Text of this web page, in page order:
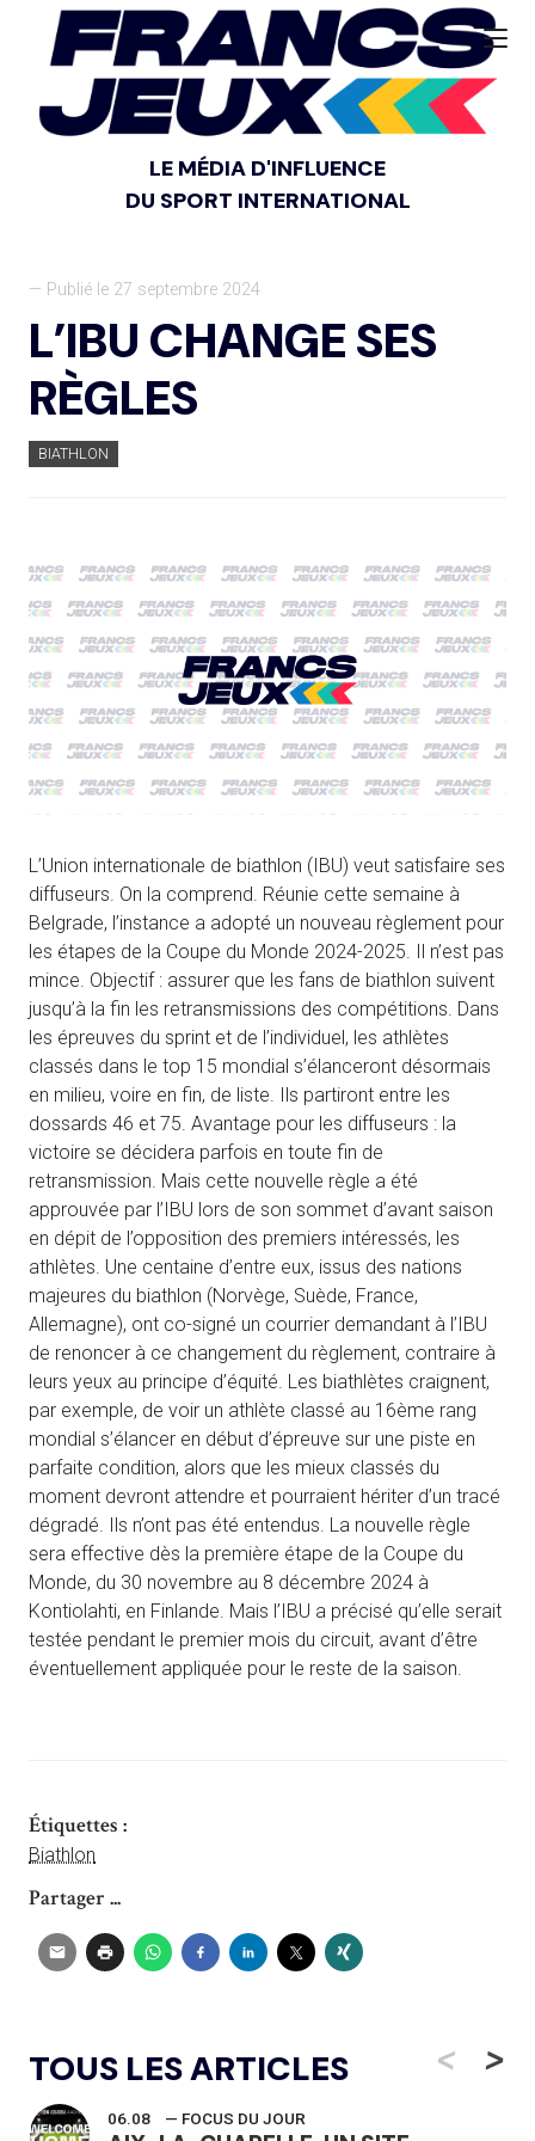
LE MÉDIA D'INFLUENCE
DU SPORT INTERNATIONAL
— Publié le 27 septembre 2024
L’IBU CHANGE SES
RÈGLES
BIATHLON
L’Union internationale de biathlon (IBU) veut satisfaire ses
diffuseurs. On la comprend. Réunie cette semaine à
Belgrade, l’instance a adopté un nouveau règlement pour
les étapes de la Coupe du Monde 2024-2025. Il n’est pas
mince. Objectif : assurer que les fans de biathlon suivent
jusqu’à la fin les retransmissions des compétitions. Dans
les épreuves du sprint et de l’individuel, les athlètes
classés dans le top 15 mondial s’élanceront désormais
en milieu, voire en fin, de liste. Ils partiront entre les
dossards 46 et 75. Avantage pour les diffuseurs : la
victoire se décidera parfois en toute fin de
retransmission. Mais cette nouvelle règle a été
approuvée par l’IBU lors de son sommet d’avant saison
en dépit de l’opposition des premiers intéressés, les
athlètes. Une centaine d’entre eux, issus des nations
majeures du biathlon (Norvège, Suède, France,
Allemagne), ont co-signé un courrier demandant à l’IBU
de renoncer à ce changement du règlement, contraire à
leurs yeux au principe d’équité. Les biathlètes craignent,
par exemple, de voir un athlète classé au 16ème rang
mondial s’élancer en début d’épreuve sur une piste en
parfaite condition, alors que les mieux classés du
moment devront attendre et pourraient hériter d’un tracé
dégradé. Ils n’ont pas été entendus. La nouvelle règle
sera effective dès la première étape de la Coupe du
Monde, du 30 novembre au 8 décembre 2024 à
Kontiolahti, en Finlande. Mais l’IBU a précisé qu’elle serait
testée pendant le premier mois du circuit, avant d’être
éventuellement appliquée pour le reste de la saison.
Étiquettes :
Biathlon
Partager ...
TOUS LES ARTICLES <
06.08 — FOCUS DU JOUR
>